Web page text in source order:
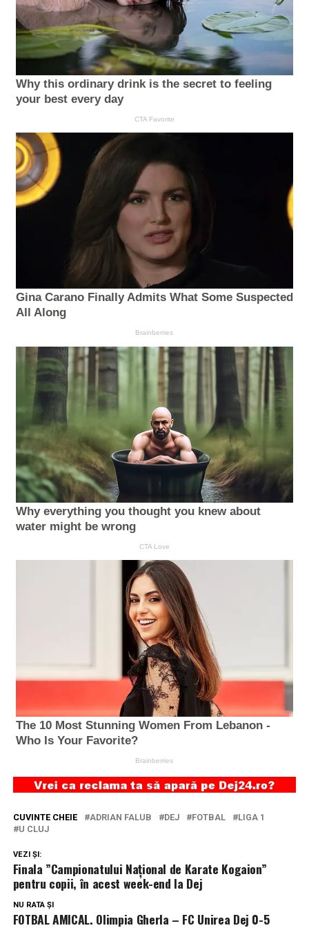
CUVINTE CHEIE ADRIAN FALUB DEJ FOTBAL
LIGA 1
U CLUJ
VEZI ȘI:
Finala ”Campionatului Național de Karate Kogaion”
pentru copii, în acest week-end la Dej
NU RATA ȘI
FOTBAL AMICAL. Olimpia Gherla – FC Unirea Dej 0-5